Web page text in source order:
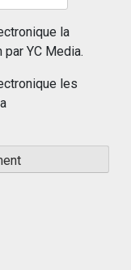
la
YC Media.
les